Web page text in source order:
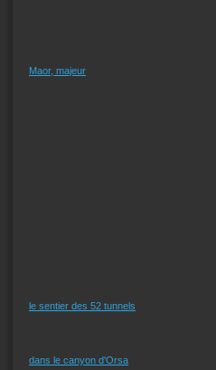
Maor, majeur
le sentier des 52 tunnels
dans le canyon d'Orsa